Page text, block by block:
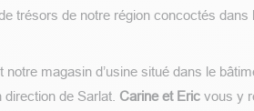
trésors de notre région concoctés dans
magasin d’usine situé dans le
de Sarlat. Carine et Eric vous y